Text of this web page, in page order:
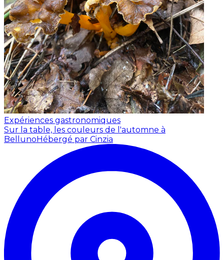
Expériences gastronomiques
Sur la table, les couleurs de l'automne à
BellunoHébergé par Cinzia